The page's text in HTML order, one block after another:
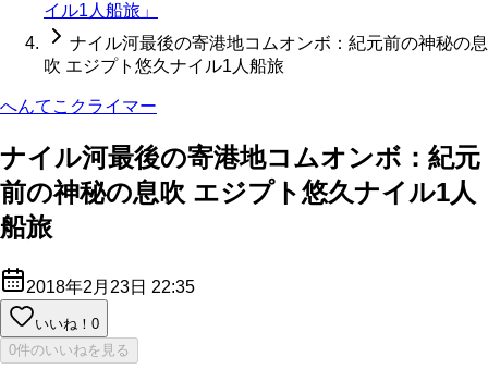
イル1人船旅」
ナイル河最後の寄港地コムオンボ：紀元前の神秘の息
吹 エジプト悠久ナイル1人船旅
へんてこクライマー
ナイル河最後の寄港地コムオンボ：紀元
前の神秘の息吹 エジプト悠久ナイル1人
船旅
2018年2月23日 22:35
いいね！ 0
0件のいいねを見る